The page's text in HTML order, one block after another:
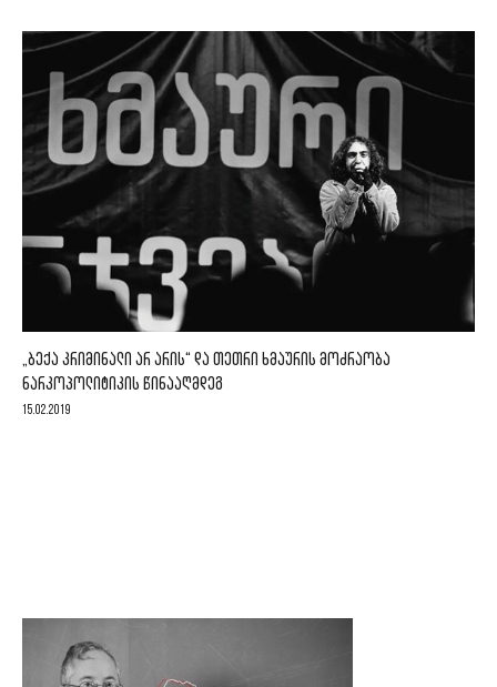
„ᲑᲔᲥᲐ ᲙᲠᲘᲛᲘᲜᲐᲚᲘ ᲐᲠ ᲐᲠᲘᲡ“ ᲓᲐ ᲗᲔᲗᲠᲘ ᲮᲛᲐᲣᲠᲘᲡ ᲛᲝᲫᲠᲐᲝᲑᲐ
ᲜᲐᲠᲙᲝᲞᲝᲚᲘᲢᲘᲙᲘᲡ ᲬᲘᲜᲐᲐᲦᲛᲓᲔᲒ
15.02.2019